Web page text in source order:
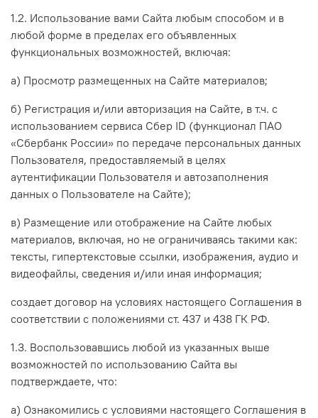
1.2. Использование вами Сайта любым способом и в
любой форме в пределах его объявленных
функциональных возможностей, включая:
а) Просмотр размещенных на Сайте материалов;
б) Регистрация и/или авторизация на Сайте, в т.ч. с
использованием сервиса Сбер ID (функционал ПАО
«Сбербанк России» по передаче персональных данных
Пользователя, предоставляемый в целях
аутентификации Пользователя и автозаполнения
данных о Пользователе на Сайте);
в) Размещение или отображение на Сайте любых
материалов, включая, но не ограничиваясь такими как:
тексты, гипертекстовые ссылки, изображения, аудио и
видеофайлы, сведения и/или иная информация;
создает договор на условиях настоящего Соглашения в
соответствии с положениями ст. 437 и 438 ГК РФ.
1.3. Воспользовавшись любой из указанных выше
возможностей по использованию Сайта вы
подтверждаете, что:
а) Ознакомились с условиями настоящего Соглашения в